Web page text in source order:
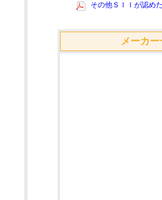
その他ＳＩＩが認め
メーカ